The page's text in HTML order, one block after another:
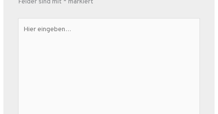
Felder sind mit * markiert